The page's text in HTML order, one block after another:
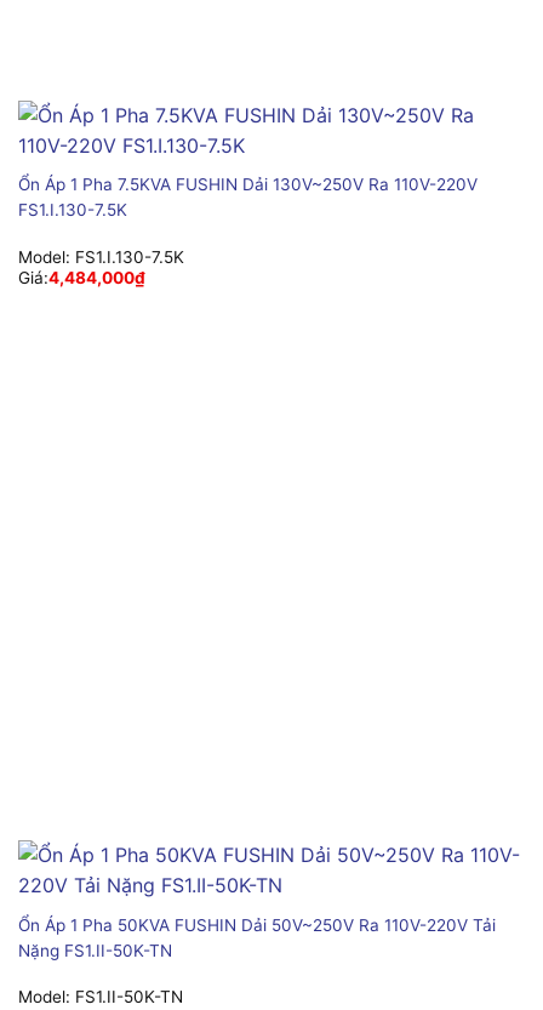
Ổn Áp 1 Pha 7.5KVA FUSHIN Dải 130V~250V Ra 110V-220V
FS1.I.130-7.5K
Model: FS1.I.130-7.5K
Giá:4,484,000₫
Ổn Áp 1 Pha 50KVA FUSHIN Dải 50V~250V Ra 110V-220V Tải
Nặng FS1.II-50K-TN
Model: FS1.II-50K-TN